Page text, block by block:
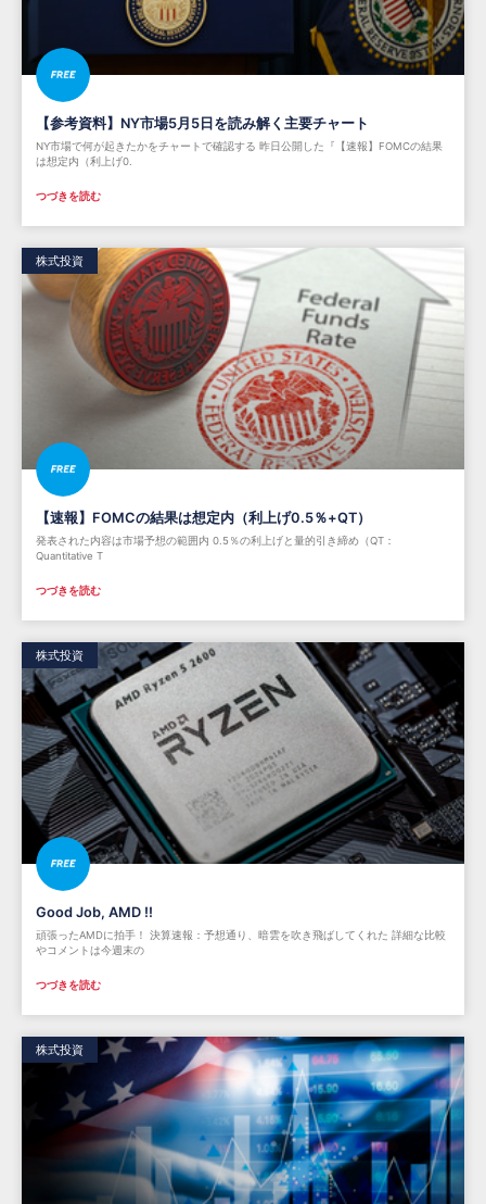
【参考資料】NY市場5月5日を読み解く主要チャート
NY市場で何が起きたかをチャートで確認する 昨日公開した『【速報】FOMCの結果
は想定内（利上げ0.
つづきを読む
株式投資
【速報】FOMCの結果は想定内（利上げ0.5％+QT）
発表された内容は市場予想の範囲内 0.5％の利上げと量的引き締め（QT：
Quantitative T
つづきを読む
株式投資
Good Job, AMD !!
頑張ったAMDに拍手！ 決算速報：予想通り、暗雲を吹き飛ばしてくれた 詳細な比較
やコメントは今週末の
つづきを読む
株式投資